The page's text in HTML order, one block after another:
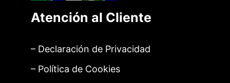
Atención al Cliente
– Declaración de Privacidad
– Política de Cookies